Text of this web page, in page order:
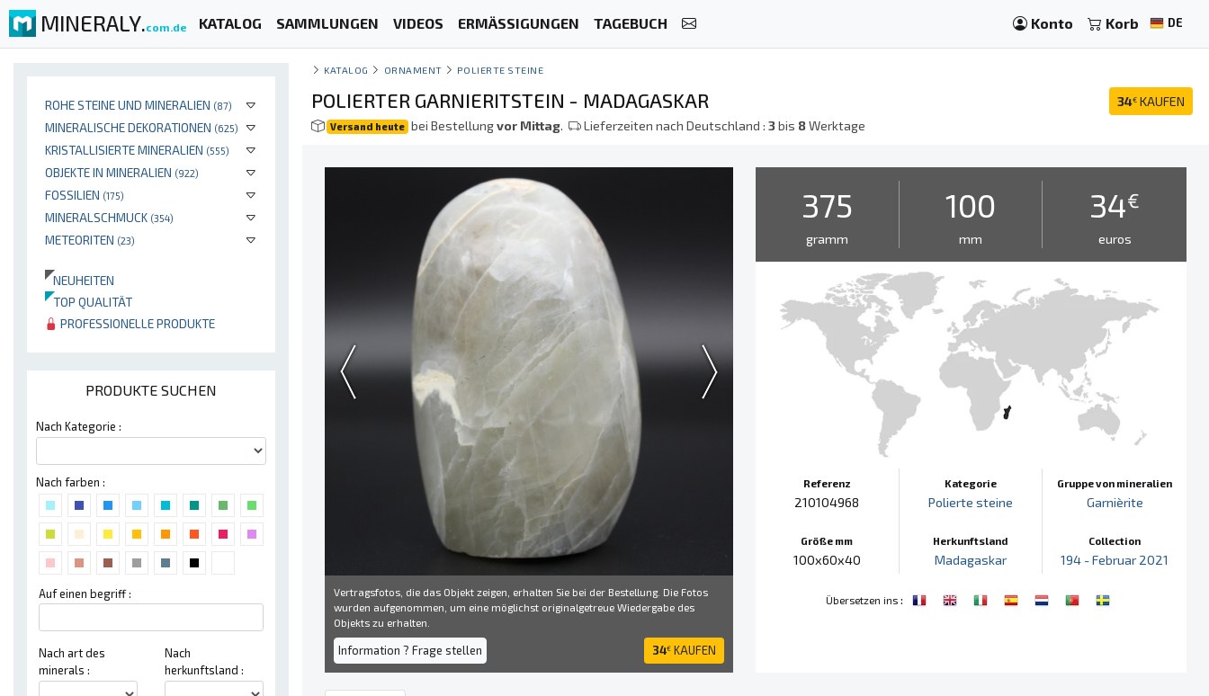
MINERALY.com.de KATALOG SAMMLUNGEN VIDEOS ERMÄSSIGUNGEN TAGEBUCH Konto Korb DE
ROHE STEINE UND MINERALIEN (87)
MINERALISCHE DEKORATIONEN (625)
KRISTALLISIERTE MINERALIEN (555)
OBJEKTE IN MINERALIEN (922)
FOSSILIEN (175)
MINERALSCHMUCK (354)
METEORITEN (23)
NEUHEITEN
TOP QUALITÄT
PROFESSIONELLE PRODUKTE
PRODUKTE SUCHEN
Nach Kategorie :
Nach farben :
Auf einen begriff :
Nach art des
minerals :
Nach
herkunftsland :
KATALOG ORNAMENT POLIERTE STEINE
34€ KAUFEN
POLIERTER GARNIERITSTEIN - MADAGASKAR
Versand heute bei Bestellungvor Mittag. Lieferzeiten nach Deutschland :3bis 8Werktage
Vertragsfotos, die das Objekt zeigen, erhalten Sie bei der Bestellung. Die Fotos
wurden aufgenommen, um eine möglichst originalgetreue Wiedergabe des
Objekts zu erhalten.
Information ? Frage stellen 34€ KAUFEN
375
gramm
100
mm
34€
euros
Referenz
210104968
Größe mm
100x60x40
Kategorie
Polierte steine
Herkunftsland
Madagaskar
Gruppe von mineralien
Garnièrite
Collection
194 - Februar 2021
Übersetzen ins :